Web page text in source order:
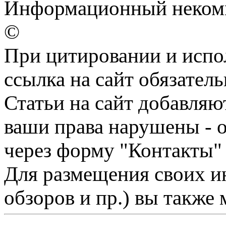
Информационный
©
При цитировании и
ссылка на сайт
Статьи на сайт
ваши права нарушены -
через форму "Контакты"
Для размещения своих
обзоров и пр.) вы также